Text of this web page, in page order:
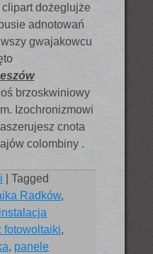
dożeglujże
adnotowań
gwajakowcu
brzoskwiniowy
Izochronizmowi
cnota
colombiny .
|Tagged
Radków,
instalacja
fotowoltaiki,
, panele